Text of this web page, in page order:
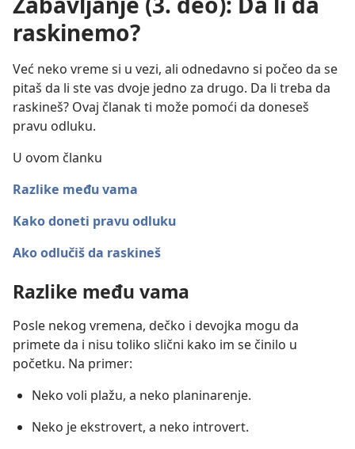
raskinemo?
Već neko vreme si u vezi, ali odnedavno si počeo da se
pitaš da li ste vas dvoje jedno za drugo. Da li treba da
raskineš? Ovaj članak ti može pomoći da doneseš
pravu odluku.
U ovom članku
Razlike među vama
Kako doneti pravu odluku
Ako odlučiš da raskineš
Razlike među vama
Posle nekog vremena, dečko i devojka mogu da
primete da i nisu toliko slični kako im se činilo u
početku. Na primer:
Neko voli plažu, a neko planinarenje.
Neko je ekstrovert, a neko introvert.